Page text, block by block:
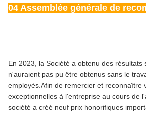
04 Assemblée générale de
En 2023, la Société a obtenu des résultats
n'auraient pas pu être obtenus sans le
employés.Afin de remercier et reconnaître
exceptionnelles à l'entreprise au cours de
société a créé neuf prix honorifiques